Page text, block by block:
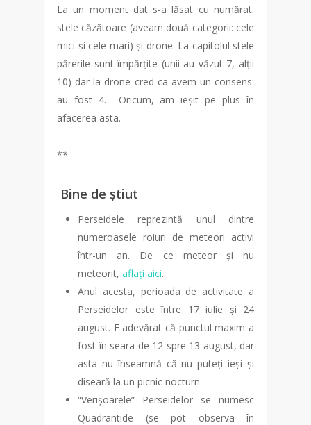
La un moment dat s-a lăsat cu numărat:
stele căzătoare (aveam două categorii: cele
mici și cele mari) și drone. La capitolul stele
părerile sunt împărțite (unii au văzut 7, alții
10) dar la drone cred ca avem un consens:
au fost 4. Oricum, am ieșit pe plus în
afacerea asta.
**
Bine de știut
Perseidele reprezintă unul dintre
numeroasele roiuri de meteori activi
într-un an. De ce meteor și nu
meteorit, aflați aici.
Anul acesta, perioada de activitate a
Perseidelor este între 17 iulie și 24
august. E adevărat că punctul maxim a
fost în seara de 12 spre 13 august, dar
asta nu înseamnă că nu puteți ieși și
diseară la un picnic nocturn.
“Verișoarele” Perseidelor se numesc
Quadrantide (se pot observa în